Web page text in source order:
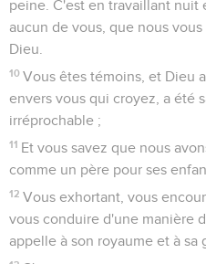
peine. C'est en travaillant nuit
aucun de vous, que nous
Dieu.
10 Vous êtes témoins, et Dieu
envers vous qui croyez, a été
irréprochable ;
11 Et vous savez que nous
comme un père pour ses
12 Vous exhortant, vous
vous conduire d'une manière
appelle à son royaume et à sa